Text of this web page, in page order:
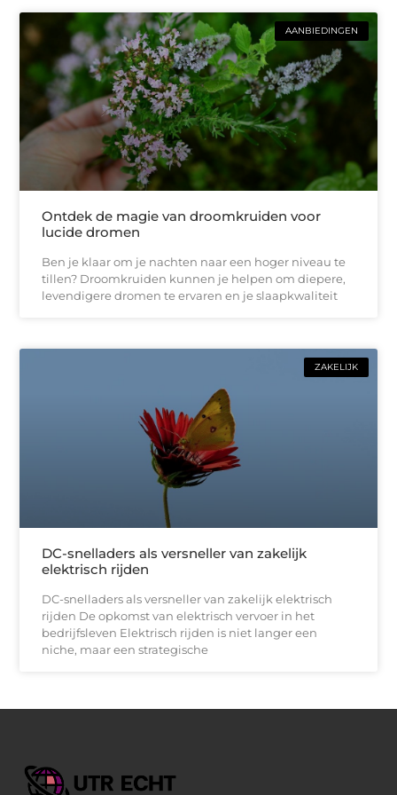
AANBIEDINGEN
Ontdek de magie van droomkruiden voor
lucide dromen
Ben je klaar om je nachten naar een hoger niveau te
tillen? Droomkruiden kunnen je helpen om diepere,
levendigere dromen te ervaren en je slaapkwaliteit
ZAKELIJK
DC-snelladers als versneller van zakelijk
elektrisch rijden
DC-snelladers als versneller van zakelijk elektrisch
rijden De opkomst van elektrisch vervoer in het
bedrijfsleven Elektrisch rijden is niet langer een
niche, maar een strategische